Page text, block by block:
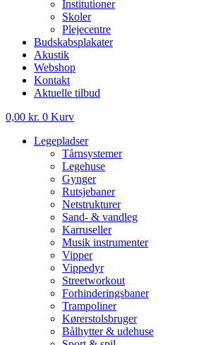
Institutioner
Skoler
Plejecentre
Budskabsplakater
Akustik
Webshop
Kontakt
Aktuelle tilbud
0,00 kr. 0 Kurv
Legepladser
Tårnsystemer
Legehuse
Gynger
Rutsjebaner
Netstrukturer
Sand- & vandleg
Karruseller
Musik instrumenter
Vipper
Vippedyr
Streetworkout
Forhinderingsbaner
Trampoliner
Kørerstolsbruger
Bålhytter & udehuse